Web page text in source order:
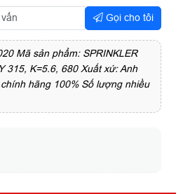
Gọi cho tôi
Mã sản phẩm: SPRINKLER
315, K=5.6, 680 Xuất xứ: Anh
hãng 100% Số lượng nhiều